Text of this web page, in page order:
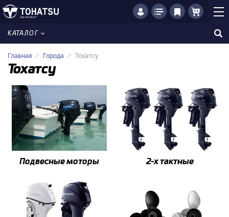
КАТАЛОГ
Главная Города Тохатсу
Тохатсу
Подвесные моторы 2-x тактные